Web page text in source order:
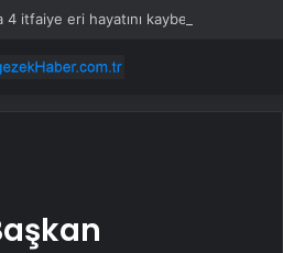
4 itfaiye eri hayatını kaybetti